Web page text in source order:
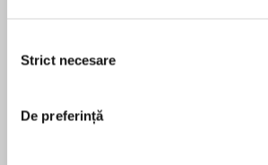
consimțământului
Strict necesare
De preferință
that the master storyteller—the
author of Master of the Game,
of Midnight, and so many other
—would have been proud to
pentru această carte
Sidney Sheldon